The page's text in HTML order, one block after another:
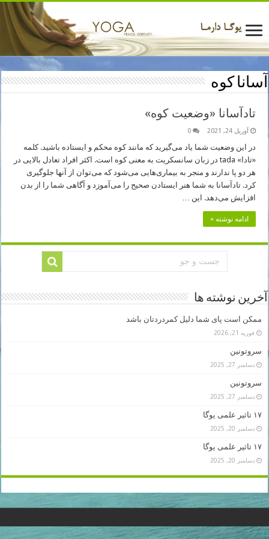
آسانا کوه
تادآسانا «وضعیت کوه»
آوریل 24, 2021 0
در این وضعیت شما یاد می‌گیرید که مانند کوه محکم و ایستاده باشید. کلمه
«تادا» tada در زبان سانسکریت به معنی کوه است. اکثر افراد تعادل بالایی در
هر دو پا ندارند و منجر به بیماری‌هایی می‌شود که می‌توان از آنها جلوگیری
کرد. تادآسانا به شما هنر ایستادن صحیح را می‌آموزد و آگاهی شما را از بدن
افزایش می‌دهد. این …
ادامه نوشته »
آخرین نوشته ها
ممکن است پای شما دلیل کمردردتان باشد
فوریه 21, 2026
سروتونین
دسامبر 27, 2025
سروتونین
دسامبر 27, 2025
۱۷ تاثیر علمی یوگا
دسامبر 20, 2025
۱۷ تاثیر علمی یوگا
دسامبر 20, 2025